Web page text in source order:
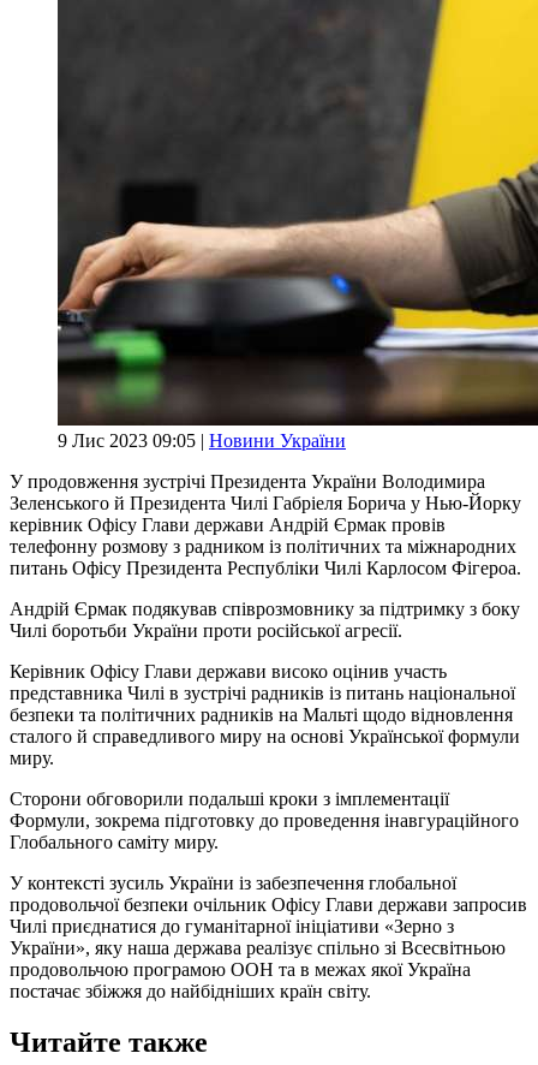
9 Лис 2023 09:05 | Новини України
У продовження зустрічі Президента України Володимира
Зеленського й Президента Чилі Габріеля Борича у Нью-Йорку
керівник Офісу Глави держави Андрій Єрмак провів
телефонну розмову з радником із політичних та міжнародних
питань Офісу Президента Республіки Чилі Карлосом Фігероа.
Андрій Єрмак подякував співрозмовнику за підтримку з боку
Чилі боротьби України проти російської агресії.
Керівник Офісу Глави держави високо оцінив участь
представника Чилі в зустрічі радників із питань національної
безпеки та політичних радників на Мальті щодо відновлення
сталого й справедливого миру на основі Української формули
миру.
Сторони обговорили подальші кроки з імплементації
Формули, зокрема підготовку до проведення інавгураційного
Глобального саміту миру.
У контексті зусиль України із забезпечення глобальної
продовольчої безпеки очільник Офісу Глави держави запросив
Чилі приєднатися до гуманітарної ініціативи «Зерно з
України», яку наша держава реалізує спільно зі Всесвітньою
продовольчою програмою ООН та в межах якої Україна
постачає збіжжя до найбідніших країн світу.
Читайте также